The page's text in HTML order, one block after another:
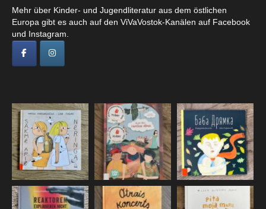
Mehr über Kinder- und Jugendliteratur aus dem östlichen
Europa gibt es auch auf den ViVaVostok-Kanälen auf Facebook
und Instagram.